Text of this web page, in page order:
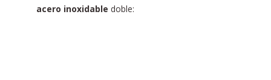
acero inoxidable doble: